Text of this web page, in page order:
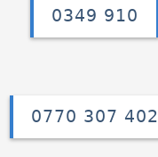
0349 910
0770 307 402